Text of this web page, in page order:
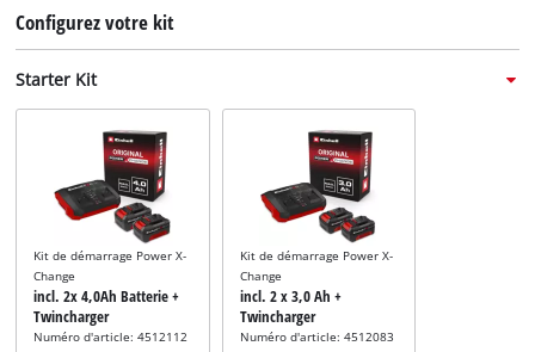
Configurez votre kit
Starter Kit
Kit de démarrage Power X-
Change
incl. 2x 4,0Ah Batterie +
Twincharger
Numéro d'article: 4512112
Kit de démarrage Power X-
Change
incl. 2 x 3,0 Ah +
Twincharger
Numéro d'article: 4512083